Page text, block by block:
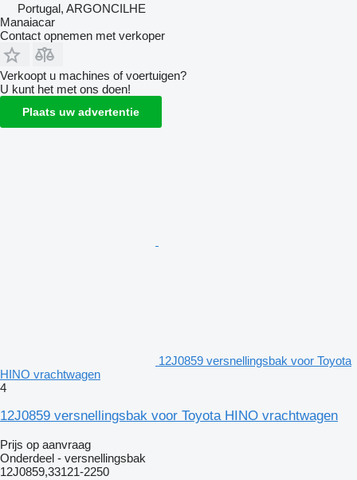
Portugal, ARGONCILHE
Manaiacar
Contact opnemen met verkoper
Verkoopt u machines of voertuigen?
U kunt het met ons doen!
Plaats uw advertentie
12J0859 versnellingsbak voor Toyota
HINO vrachtwagen
4
12J0859 versnellingsbak voor Toyota HINO vrachtwagen
Prijs op aanvraag
Onderdeel - versnellingsbak
12J0859,33121-2250